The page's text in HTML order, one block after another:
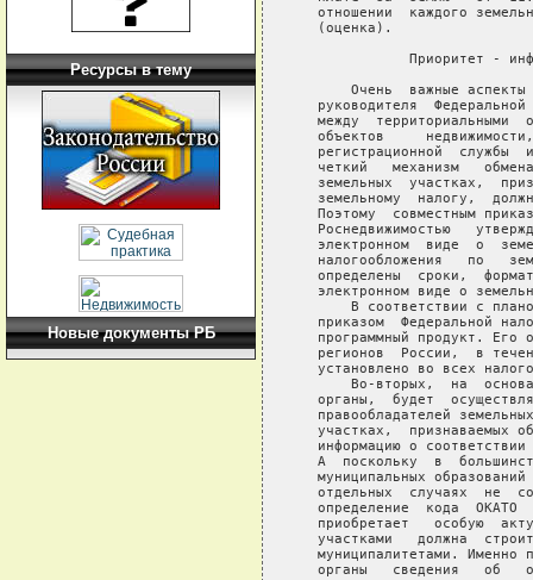
Ресурсы в тему
Новые документы РБ